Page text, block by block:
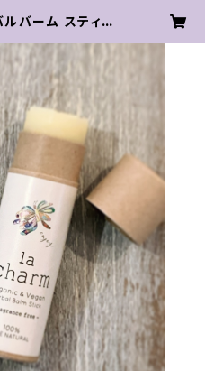
バーム スティッ